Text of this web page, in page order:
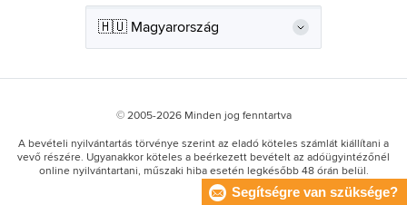
© 2005-2026 Minden jog fenntartva
A bevételi nyilvántartás törvénye szerint az eladó köteles számlát kiállítani a
vevő részére. Ugyanakkor köteles a beérkezett bevételt az adóügyintézőnél
online nyilvántartani, műszaki hiba esetén legkésőbb 48 órán belül.
Segítségre van szüksége?